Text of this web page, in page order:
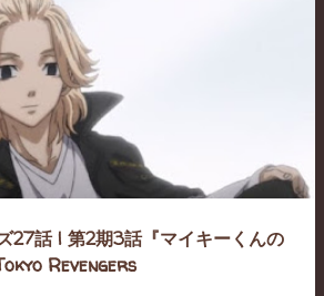
27話 | 第2期3話『マイキーくんの
Revengers